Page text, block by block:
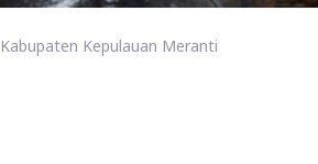
Kabupaten Kepulauan Meranti